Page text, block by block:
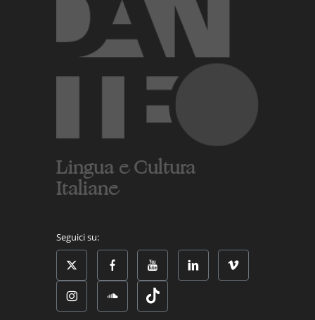
Lingua e Cultura
Italiane
Seguici su: